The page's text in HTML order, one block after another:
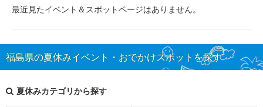
最近見たイベント＆スポットページはありません。
福島県の夏休みイベント・おでかけスポットを探す
夏休みカテゴリから探す